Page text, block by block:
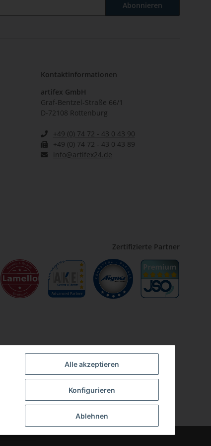
Alle akzeptieren
Konfigurieren
Ablehnen
Abonnieren
Kontaktinformationen
artifex GmbH
Graf-Bentzel-Straße 66/1
D-72108 Rottenburg
+49 (0) 74 72 - 43 0 43 90
+49 (0) 74 72 - 43 0 43 89
info@artifex24.de
Zertifizierte Partner